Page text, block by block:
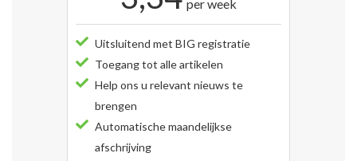
per week
Uitsluitend met BIG registratie
Toegang tot alle artikelen
Help ons u relevant nieuws te
brengen
Automatische maandelijkse
afschrijving